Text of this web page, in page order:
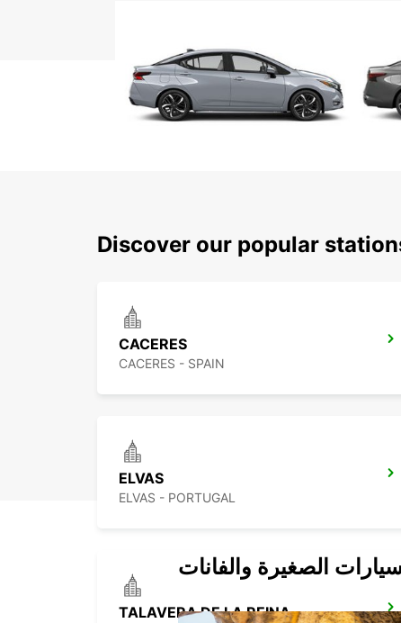
Discover our popular
CACERES
CACERES - SPAIN
ELVAS
ELVAS - PORTUGAL
TALAVERA DE LA REINA
الصغيرة والفانات